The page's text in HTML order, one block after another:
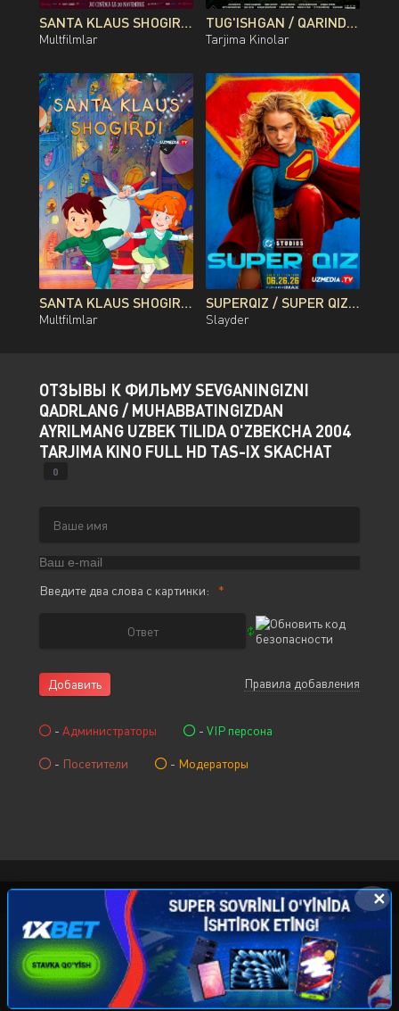
SANTA KLAUS SHOGIRDI 2 MULTFILM UZBEK TILIDA O'ZBEKCHA 2013 TARJIMA KINO FULL HD TAS-IX SKACHAT
Multfilmlar
TUG'ISHGAN / QARINDOSH / QONDOSH / OG'AYNI QOZOG'ISTON FILMI UZBEK TILIDA O'ZBEKCHA 2026 TARJIMA KINO FULL HD TAS-IX SKACHAT
Tarjima Kinolar
SANTA KLAUS SHOGIRDI MULTFILM UZBEK TILIDA O'ZBEKCHA 2010 TARJIMA KINO FULL HD TAS-IX SKACHAT
Multfilmlar
SUPERQIZ / SUPER QIZ PREMYERA DC FILMI UZBEK TILIDA O'ZBEKCHA 2026 TARJIMA KINO FULL HD TAS-IX SKACHAT
Slayder
ОТЗЫВЫ К ФИЛЬМУ SEVGANINGIZNI
QADRLANG / MUHABBATINGIZDAN
AYRILMANG UZBEK TILIDA O'ZBEKCHA 2004
TARJIMA KINO FULL HD TAS-IX SKACHAT
0
Введите два слова с картинки:
Добавить Правила добавления
- Администраторы - VIP персона
- Посетители - Модераторы
© 2015-2026 KINOCHAT.NET, Права на фильмы
принадлежат их авторам. Все фильмы представлены
только для ознакомления. Любой фильмбудет удален
правообладателя. Администрация:kinolarcom@mail.ru
@uzfilms
✕